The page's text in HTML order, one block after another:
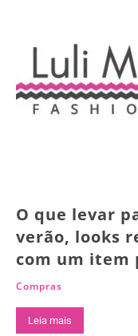
O que levar
verão, looks
com um item
Compras
Leia mais